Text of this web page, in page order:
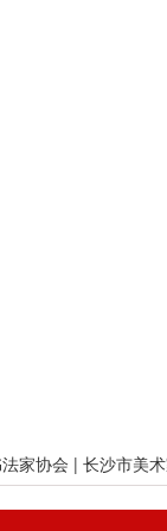
家协会 | 长沙市美